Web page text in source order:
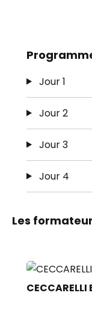
chaque
Jour 1
Jour 2
Jour 3
Jour 4
Les